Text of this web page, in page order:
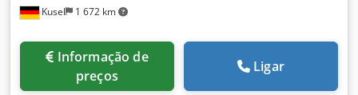
Kusel 1 672 km
preços
Ligar